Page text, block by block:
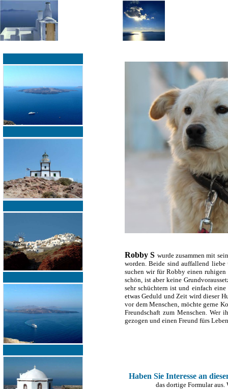
Robby S wurde zusammen mit
worden. Beide sind auffallend liebe
suchen wir für Robby einen
schön, ist aber keine
sehr schüchtern ist und einfach
etwas Geduld und Zeit wird dieser
vor dem Menschen, möchte gerne
Freundschaft zum Menschen.
gezogen und einen Freund fürs
Haben Sie Interesse an
das dortige Formular